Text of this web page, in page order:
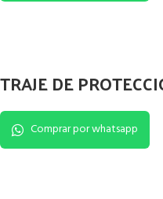
TRAJE DE
Comprar por whatsapp